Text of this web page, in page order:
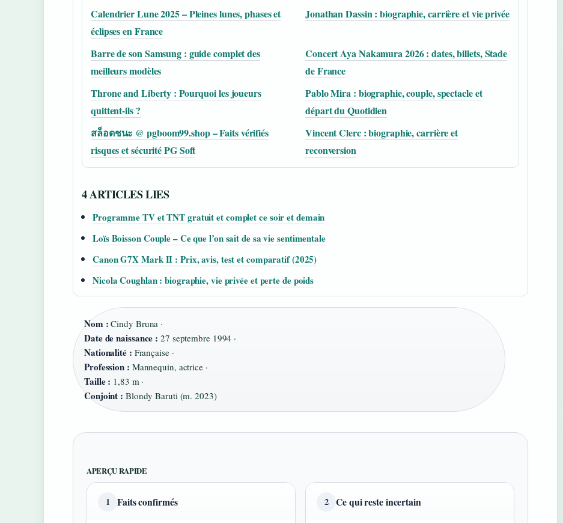
Calendrier Lune 2025 – Pleines lunes, phases et
éclipses en France
Jonathan Dassin : biographie, carrière et vie privée
Barre de son Samsung : guide complet des
meilleurs modèles
Concert Aya Nakamura 2026 : dates, billets, Stade
de France
Throne and Liberty : Pourquoi les joueurs
quittent-ils ?
Pablo Mira : biographie, couple, spectacle et
départ du Quotidien
สล็อตชนะ @ pgboom99.shop – Faits vérifiés
risques et sécurité PG Soft
Vincent Clerc : biographie, carrière et
reconversion
4 ARTICLES LIES
Programme TV et TNT gratuit et complet ce soir et demain
Loïs Boisson Couple – Ce que l’on sait de sa vie sentimentale
Canon G7X Mark II : Prix, avis, test et comparatif (2025)
Nicola Coughlan : biographie, vie privée et perte de poids
Nom : Cindy Bruna ·
Date de naissance : 27 septembre 1994 ·
Nationalité : Française ·
Profession : Mannequin, actrice ·
Taille : 1,83 m ·
Conjoint : Blondy Baruti (m. 2023)
APERÇU RAPIDE
1 Faits confirmés 2 Ce qui reste incertain